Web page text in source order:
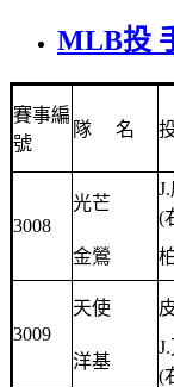
MLB投
賽事編
號
隊 名
3008
光芒
(
金鶯
3009
天使
洋基
(